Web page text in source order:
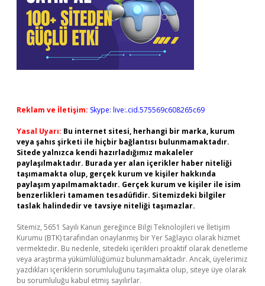
Reklam ve İletişim: Skype: live:.cid.575569c608265c69
Yasal Uyarı: Bu internet sitesi, herhangi bir marka, kurum
veya şahıs şirketi ile hiçbir bağlantısı bulunmamaktadır.
Sitede yalnızca kendi hazırladığımız makaleler
paylaşılmaktadır. Burada yer alan içerikler haber niteliği
taşımamakta olup, gerçek kurum ve kişiler hakkında
paylaşım yapılmamaktadır. Gerçek kurum ve kişiler ile isim
benzerlikleri tamamen tesadüfidir. Sitemizdeki bilgiler
taslak halindedir ve tavsiye niteliği taşımazlar.
Sitemiz, 5651 Sayılı Kanun gereğince Bilgi Teknolojileri ve İletişim
Kurumu (BTK) tarafından onaylanmış bir Yer Sağlayıcı olarak hizmet
vermektedir. Bu nedenle, sitedeki içerikleri proaktif olarak denetleme
veya araştırma yükümlülüğümüz bulunmamaktadır. Ancak, üyelerimiz
yazdıkları içeriklerin sorumluluğunu taşımakta olup, siteye üye olarak
bu sorumluluğu kabul etmiş sayılırlar.